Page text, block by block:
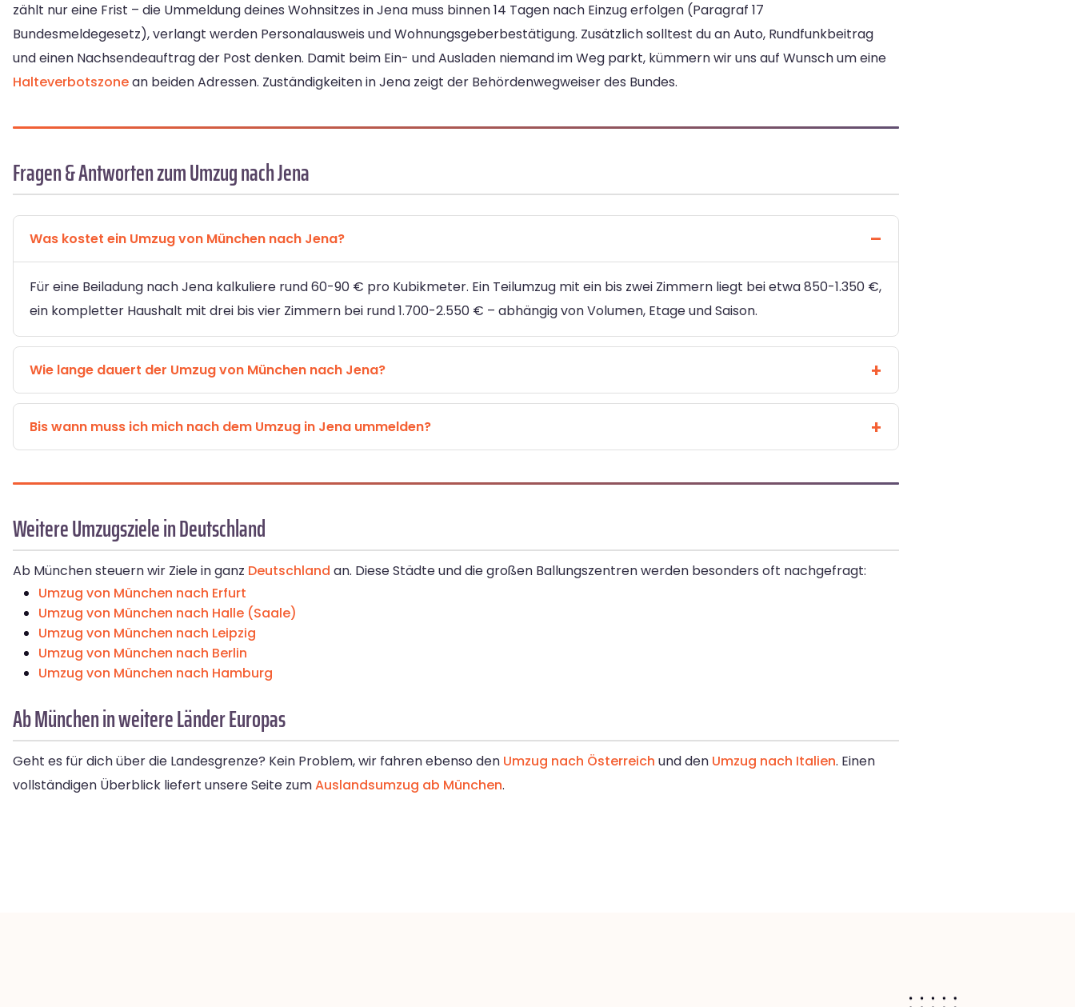
zählt nur eine Frist – die Ummeldung deines Wohnsitzes in Jena muss binnen 14 Tagen nach Einzug erfolgen (Paragraf 17
Bundesmeldegesetz), verlangt werden Personalausweis und Wohnungsgeberbestätigung. Zusätzlich solltest du an Auto, Rundfunkbeitrag
und einen Nachsendeauftrag der Post denken. Damit beim Ein- und Ausladen niemand im Weg parkt, kümmern wir uns auf Wunsch um eine
Halteverbotszonean beiden Adressen. Zuständigkeiten in Jena zeigt der Behördenwegweiser des Bundes.
Fragen & Antworten zum Umzug nach Jena
Was kostet ein Umzug von München nach Jena?
Für eine Beiladung nach Jena kalkuliere rund 60-90 € pro Kubikmeter. Ein Teilumzug mit ein bis zwei Zimmern liegt bei etwa 850-1.350 €,
ein kompletter Haushalt mit drei bis vier Zimmern bei rund 1.700-2.550 € – abhängig von Volumen, Etage und Saison.
Wie lange dauert der Umzug von München nach Jena?
Bis wann muss ich mich nach dem Umzug in Jena ummelden?
Weitere Umzugsziele in Deutschland
Ab München steuern wir Ziele in ganz Deutschland an. Diese Städte und die großen Ballungszentren werden besonders oft nachgefragt:
Umzug von München nach Erfurt
Umzug von München nach Halle (Saale)
Umzug von München nach Leipzig
Umzug von München nach Berlin
Umzug von München nach Hamburg
Ab München in weitere Länder Europas
Geht es für dich über die Landesgrenze? Kein Problem, wir fahren ebenso den Umzug nach Österreich und den Umzug nach Italien. Einen
vollständigen Überblick liefert unsere Seite zumAuslandsumzug ab München.